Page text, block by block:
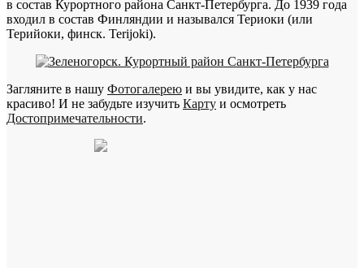
в состав Курортного района Санкт-Петербурга. До 1939 года
входил в состав Финляндии и назывался Териоки (или
Терийоки, финск. Terijoki).
Загляните в нашу Фотогалерею и вы увидите, как у нас
красиво! И не забудьте изучить Карту и осмотреть
Достопримечательности.